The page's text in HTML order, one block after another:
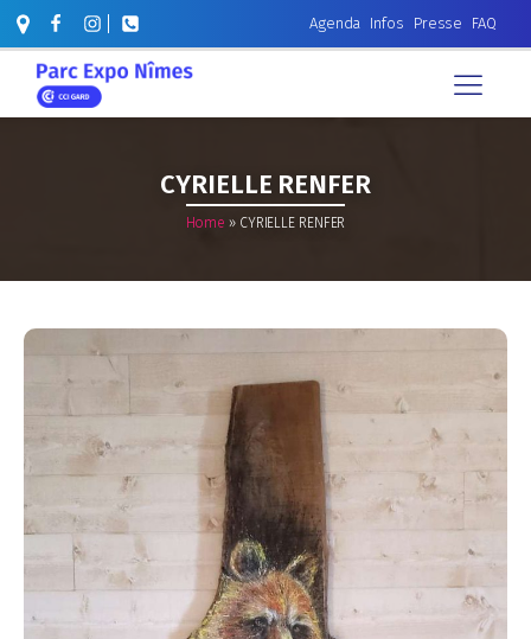
Agenda Infos Presse FAQ
CYRIELLE RENFER
Home » CYRIELLE RENFER